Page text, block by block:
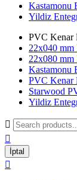
Kastamonu
Yildiz
PVC Kenar
22x040
22x080
Kastamonu
PVC Kenar
Starwood
Yildiz


İptal
